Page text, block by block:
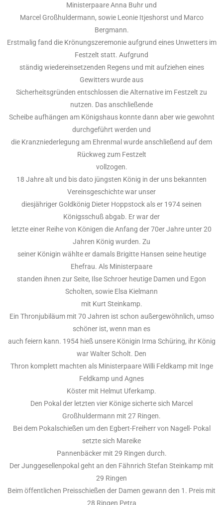
Ministerpaare Anna Buhr und
Marcel Großhuldermann, sowie Leonie Itjeshorst und Marco
Bergmann.
Erstmalig fand die Krönungszeremonie aufgrund eines Unwetters im
Festzelt statt. Aufgrund
ständig wiedereinsetzenden Regens und mit aufziehen eines
Gewitters wurde aus
Sicherheitsgründen entschlossen die Alternative im Festzelt zu
nutzen. Das anschließende
Scheibe aufhängen am Königshaus konnte dann aber wie gewohnt
durchgeführt werden und
die Kranzniederlegung am Ehrenmal wurde anschließend auf dem
Rückweg zum Festzelt
vollzogen.
18 Jahre alt und bis dato jüngsten König in der uns bekannten
Vereinsgeschichte war unser
diesjähriger Goldkönig Dieter Hoppstock als er 1974 seinen
Königsschuß abgab. Er war der
letzte einer Reihe von Königen die Anfang der 70er Jahre unter 20
Jahren König wurden. Zu
seiner Königin wählte er damals Brigitte Hansen seine heutige
Ehefrau. Als Ministerpaare
standen ihnen zur Seite, Ilse Schroer heutige Damen und Egon
Scholten, sowie Elsa Kielmann
mit Kurt Steinkamp.
Ein Thronjubiläum mit 70 Jahren ist schon außergewöhnlich, umso
schöner ist, wenn man es
auch feiern kann. 1954 hieß unsere Königin Irma Schüring, ihr König
war Walter Scholt. Den
Thron komplett machten als Ministerpaare Willi Feldkamp mit Inge
Feldkamp und Agnes
Köster mit Helmut Uferkamp.
Den Pokal der letzten vier Könige sicherte sich Marcel
Großhuldermann mit 27 Ringen.
Bei dem Pokalschießen um den Egbert-Freiherr von Nagell- Pokal
setzte sich Mareike
Pannenbäcker mit 29 Ringen durch.
Der Junggesellenpokal geht an den Fähnrich Stefan Steinkamp mit
29 Ringen
Beim öffentlichen Preisschießen der Damen gewann den 1. Preis mit
28 Ringen Petra